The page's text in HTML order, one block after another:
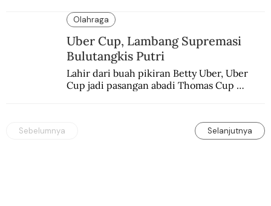
Olahraga
Uber Cup, Lambang Supremasi
Bulutangkis Putri
Lahir dari buah pikiran Betty Uber, Uber
Cup jadi pasangan abadi Thomas Cup
Sebelumnya Selanjutnya